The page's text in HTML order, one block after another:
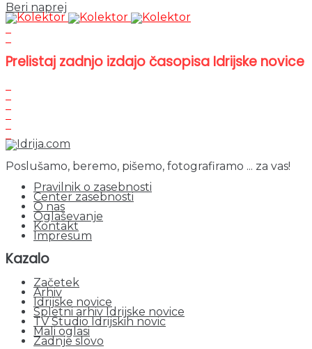
Beri naprej
Prelistaj zadnjo izdajo časopisa Idrijske novice
Poslušamo, beremo, pišemo, fotografiramo ... za vas!
Pravilnik o zasebnosti
Center zasebnosti
O nas
Oglaševanje
Kontakt
Impresum
Kazalo
Začetek
Arhiv
Idrijske novice
Spletni arhiv Idrijske novice
TV Studio Idrijskih novic
Mali oglasi
Zadnje slovo